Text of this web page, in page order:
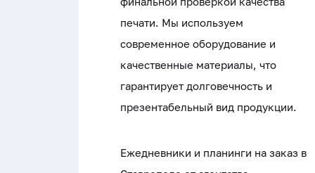
печати. Мы используем
современное оборудование и
качественные материалы, что
гарантирует долговечность и
презентабельный вид продукции.
Ежедневники и планинги на заказ в